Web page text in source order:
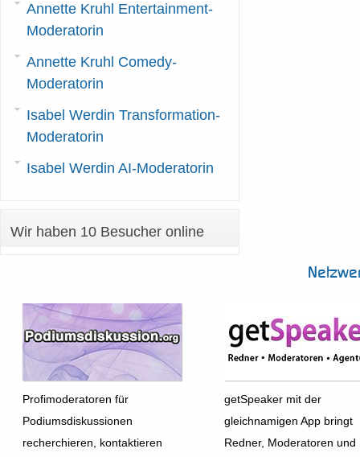
Annette Kruhl Entertainment-
Moderatorin
Annette Kruhl Comedy-
Moderatorin
Isabel Werdin Transformation-
Moderatorin
Isabel Werdin AI-Moderatorin
Wir haben 10 Besucher online
Profimoderatoren für
Podiumsdiskussionen
recherchieren, kontaktieren
getSpeaker mit der
gleichnamigen App bringt
Redner, Moderatoren und